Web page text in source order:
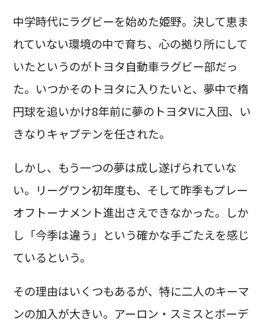
中学時代にラグビーを始めた姫野。決して恵ま
れていない環境の中で育ち、心の拠り所にして
いたというのがトヨタ自動車ラグビー部だっ
た。いつかそのトヨタに入りたいと、夢中で楕
円球を追いかけ8年前に夢のトヨタVに入団、い
きなりキャプテンを任された。
しかし、もう一つの夢は成し遂げられていな
い。リーグワン初年度も、そして昨季もプレー
オフトーナメント進出さえできなかった。しか
し「今季は違う」という確かな手ごたえを感じ
ているという。
その理由はいくつもあるが、特に二人のキーマ
ンの加入が大きい。アーロン・スミスとボーデ